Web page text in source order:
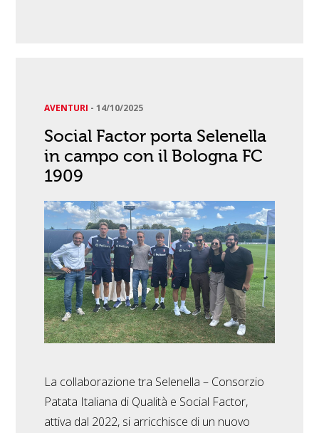
AVENTURI -14/10/2025
Social Factor porta Selenella
in campo con il Bologna FC
1909
La collaborazione tra Selenella – Consorzio
Patata Italiana di Qualità e Social Factor,
attiva dal 2022, si arricchisce di un nuovo